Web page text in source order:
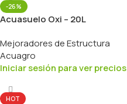
-26%
Acuasuelo Oxi – 20L
Mejoradores de Estructura
Acuagro
Iniciar sesión para ver precios
HOT